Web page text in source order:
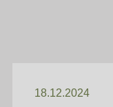
18.12.2024